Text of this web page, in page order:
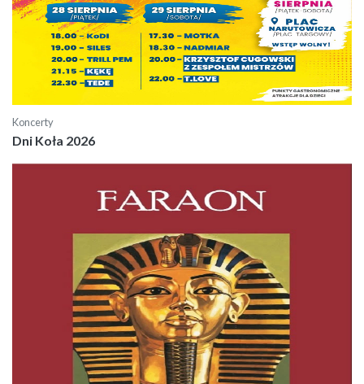
Koncerty
Dni Koła 2026